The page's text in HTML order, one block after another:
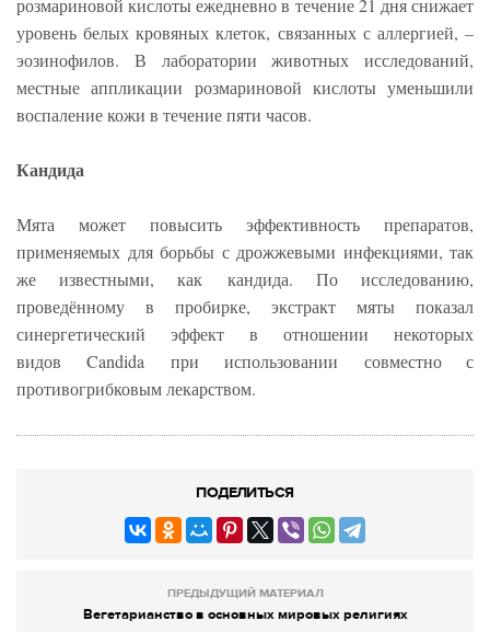
уровень белых кровяных клеток, связанных с аллергией, –
эозинофилов. В лаборатории животных исследований,
местные аппликации розмариновой кислоты уменьшили
воспаление кожи в течение пяти часов.
Кандида
Мята может повысить эффективность препаратов,
применяемых для борьбы с дрожжевыми инфекциями, так
же известными, как кандида. По исследованию,
проведённому в пробирке, экстракт мяты показал
синергетический эффект в отношении некоторых
видов Candida при использовании совместно с
противогрибковым лекарством.
ПОДЕЛИТЬСЯ
ПРЕДЫДУЩИЙ МАТЕРИАЛ
Вегетарианство в основных мировых религиях